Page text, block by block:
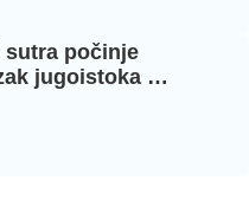
sutra počinje
jugoistoka …